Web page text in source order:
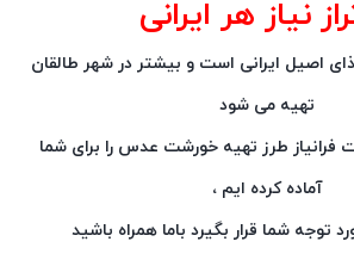
نیاز هر ایرانی
ایرانی است و بیشتر در شهر طالقان
تهیه می شود
طرز تهیه خورشت عدس را برای شما
آماده کرده ایم ،
توجه شما قرار بگیرد باما همراه باشید